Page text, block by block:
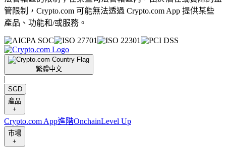
管限制，Crypto.com 可能無法透過 Crypto.com App 提供某些
產品、功能和/或服務。
繁體中文
|
SGD
產品
+
Crypto.com App進階OnchainLevel Up
市場
+